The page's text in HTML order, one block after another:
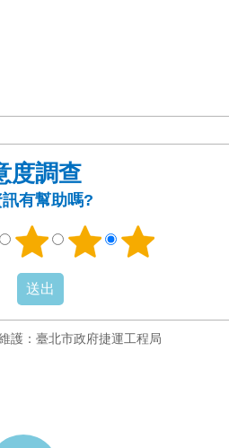
度調查
有幫助嗎?
護：臺北市政府捷運工程局